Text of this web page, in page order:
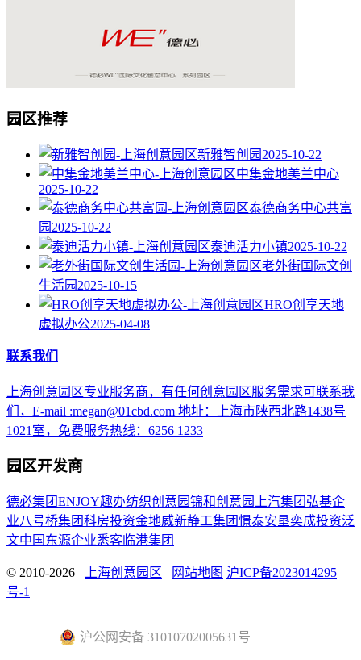
园区推荐
新雅智创园 2025-10-22
中集金地美兰中心
2025-10-22
泰德商务中心共富
园 2025-10-22
泰迪活力小镇2025-10-22
老外街国际文创
生活园 2025-10-15
HRO创享天地
虚拟办公2025-04-08
联系我们
上海创意园区专业服务商，有任何创意园区服务需求可联系我
们，E-mail :megan@01cbd.com 地址：上海市陕西北路1438号
1021室，免费服务热线：6256 1233
园区开发商
德必集团ENJOY趣办纺织创意园锦和创意园 上汽集团 弘基企
业八号桥集团科房投资金地威新静工集团憬泰安垦奕成投资泛
文中国 东源企业悉客 临港集团
© 2010-2026 上海创意园区 网站地图 沪ICP备2023014295
号-1
沪公网安备 31010702005631号